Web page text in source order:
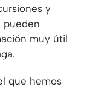
y
pueden
muy útil
que hemos